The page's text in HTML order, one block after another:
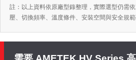
註：以上資料依原廠型錄整理，實際選型仍需
壓、切換頻率、溫度條件、安裝空間與安全規範